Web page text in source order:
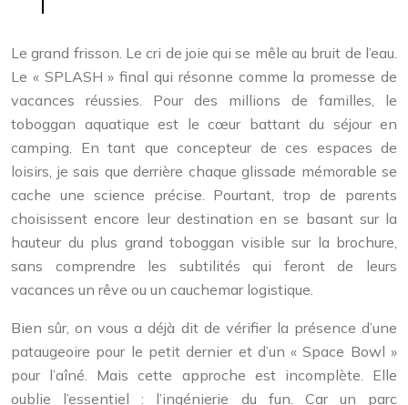
Le grand frisson. Le cri de joie qui se mêle au bruit de l’eau.
Le « SPLASH » final qui résonne comme la promesse de
vacances réussies. Pour des millions de familles, le
toboggan aquatique est le cœur battant du séjour en
camping. En tant que concepteur de ces espaces de
loisirs, je sais que derrière chaque glissade mémorable se
cache une science précise. Pourtant, trop de parents
choisissent encore leur destination en se basant sur la
hauteur du plus grand toboggan visible sur la brochure,
sans comprendre les subtilités qui feront de leurs
vacances un rêve ou un cauchemar logistique.
Bien sûr, on vous a déjà dit de vérifier la présence d’une
pataugeoire pour le petit dernier et d’un « Space Bowl »
pour l’aîné. Mais cette approche est incomplète. Elle
oublie l’essentiel : l’ingénierie du fun. Car un parc